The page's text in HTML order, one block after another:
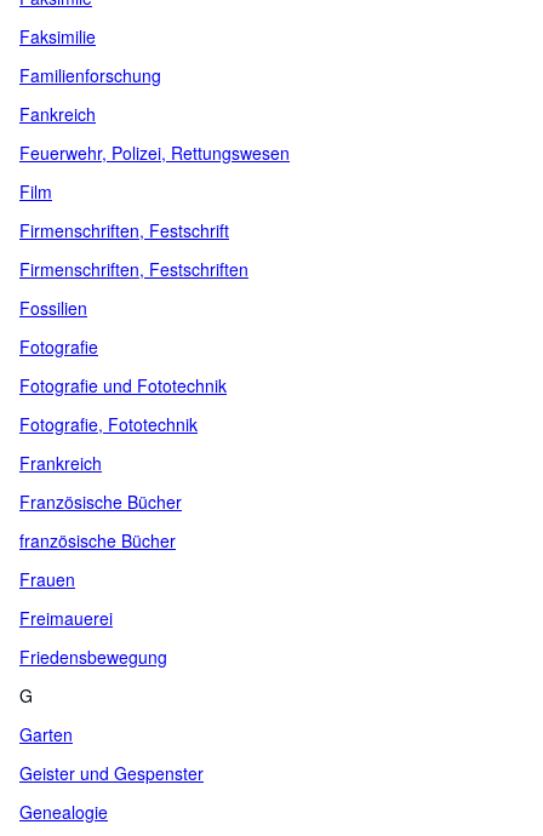
Faksimilie
Familienforschung
Fankreich
Feuerwehr, Polizei, Rettungswesen
Film
Firmenschriften, Festschrift
Firmenschriften, Festschriften
Fossilien
Fotografie
Fotografie und Fototechnik
Fotografie, Fototechnik
Frankreich
Französische Bücher
französische Bücher
Frauen
Freimauerei
Friedensbewegung
G
Garten
Geister und Gespenster
Genealogie